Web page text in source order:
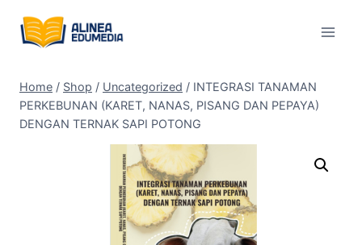
content
Home / Shop / Uncategorized / INTEGRASI TANAMAN
PERKEBUNAN (KARET, NANAS, PISANG DAN PEPAYA)
DENGAN TERNAK SAPI POTONG